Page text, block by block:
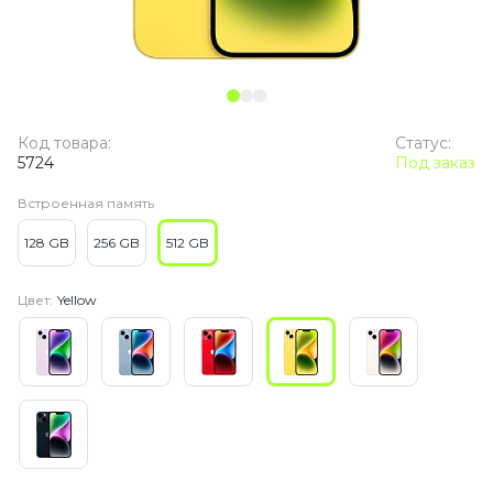
Статус:
Под заказ
Код товара:
5724
Встроенная память
128 GB 256 GB 512 GB
Цвет: Yellow